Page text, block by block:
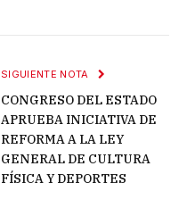
SIGUIENTE NOTA
CONGRESO DEL ESTADO
APRUEBA INICIATIVA DE
REFORMA A LA LEY
GENERAL DE CULTURA
FÍSICA Y DEPORTES